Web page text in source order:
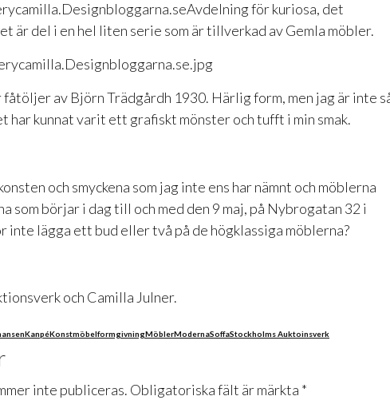
Avdelning för kuriosa, det
är del i en hel liten serie som är tillverkad av Gemla möbler.
fåtöljer av Björn Trädgårdh 1930. Härlig form, men jag är inte
kunnat varit ett grafiskt mönster och tufft i min smak.
och smyckena som jag inte ens har nämnt och möblerna
som börjar i dag till och med den 9 maj, på Nybrogatan 32 i
inte lägga ett bud eller två på de högklassiga möblerna?
och Camilla Julner.
KanpéKonstmöbelformgivningMöblerModernaSoffaStockholms Auktoinsverk
inte publiceras. Obligatoriska fält är märkta *